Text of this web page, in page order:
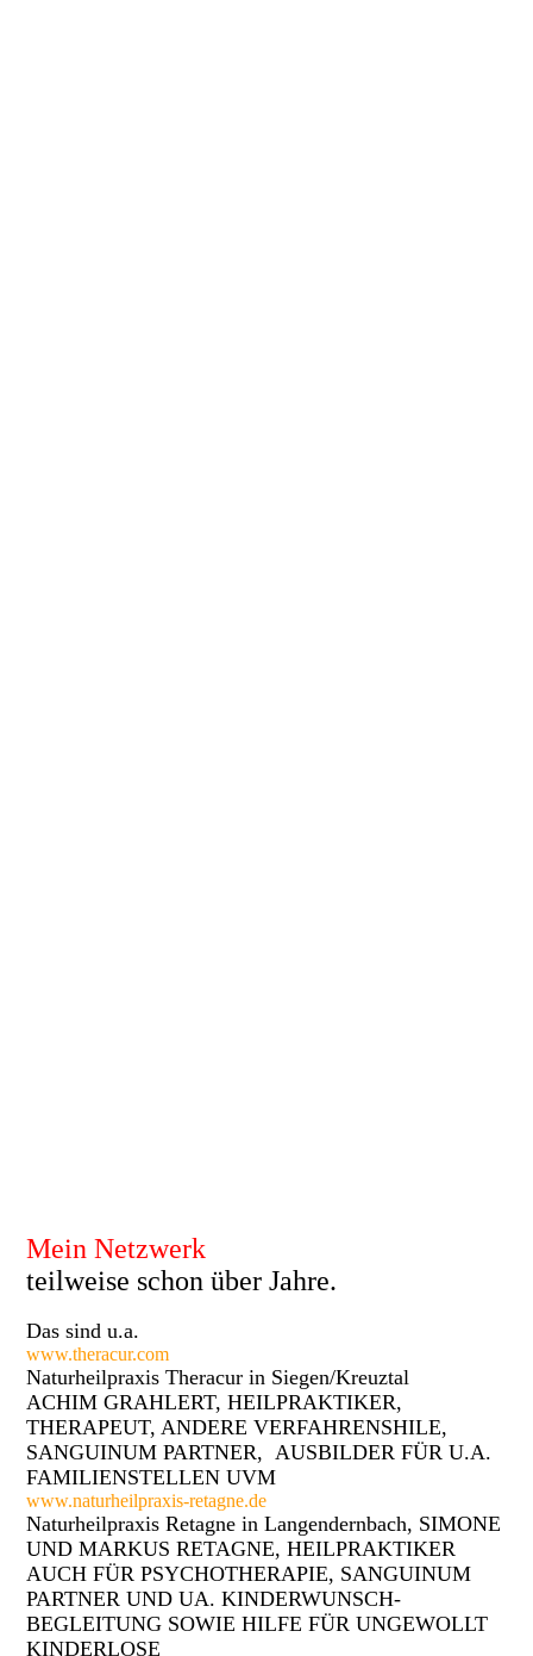
Mein Netzwerk
teilweise schon über Jahre.
Das sind u.a.
www.theracur.com
Naturheilpraxis Theracur in Siegen/Kreuztal
ACHIM GRAHLERT, HEILPRAKTIKER,
THERAPEUT, ANDERE VERFAHRENSHILE,
SANGUINUM PARTNER, AUSBILDER FÜR U.A.
FAMILIENSTELLEN UVM
www.naturheilpraxis-retagne.de
Naturheilpraxis Retagne in Langendernbach, SIMONE
UND MARKUS RETAGNE, HEILPRAKTIKER
AUCH FÜR PSYCHOTHERAPIE, SANGUINUM
PARTNER UND UA. KINDERWUNSCH-
BEGLEITUNG SOWIE HILFE FÜR UNGEWOLLT
KINDERLOSE